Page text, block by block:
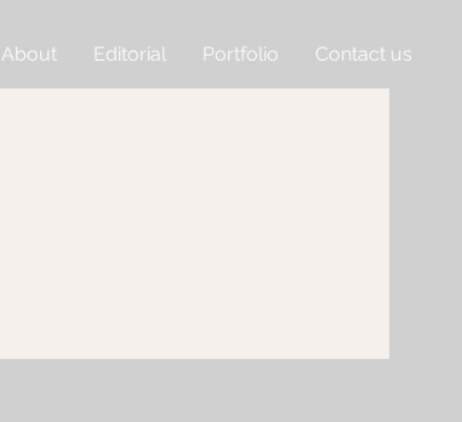
About Editorial Portfolio Contact us